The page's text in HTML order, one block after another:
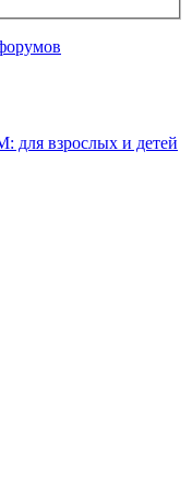
для взрослых и детей